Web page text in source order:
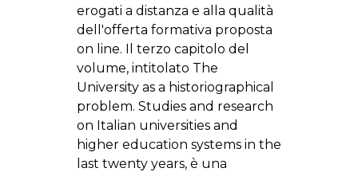
erogati a distanza e alla qualità
dell'offerta formativa proposta
on line. Il terzo capitolo del
volume, intitolato The
University as a historiographical
problem. Studies and research
on Italian universities and
higher education systems in the
last twenty years, è una